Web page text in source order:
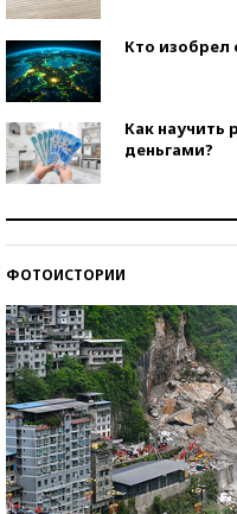
Кто изобрел
Как научить
деньгами?
ФОТОИСТОРИИ